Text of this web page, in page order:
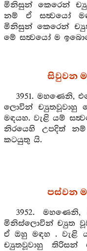
මිනිසුන් කෙරෙන්
නම් ඒ සත්‍වයෝ
මිනිසුන් කෙරෙන්
මේ සත්‍වයෝ ම
සිවුවන
3951. මහණෙනි,
ලොවින් ච්‍යුතවූවාහු
මඳයහ. වැළි යම්
නිරයෙහි උපදිත්
කටයුතු යි.
පස්වන
3952.
මිනිස්ලොවින් ච්‍යුත
ඒ ඔහු මඳහ . වැළි
ච්‍යුතවූවාහු